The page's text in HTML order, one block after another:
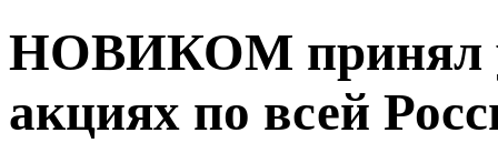
НОВИКОМ принял
акциях по всей